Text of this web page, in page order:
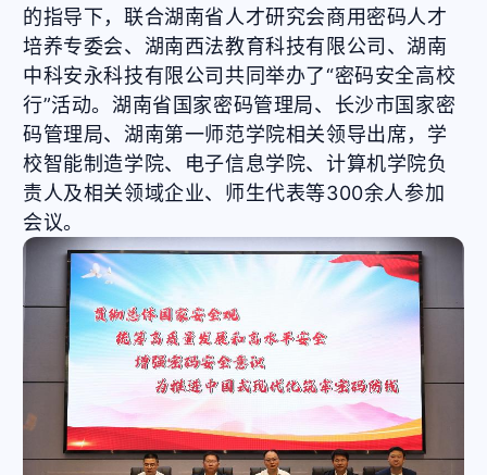
的指导下，联合湖南省人才研究会商用密码人才
培养专委会、湖南西法教育科技有限公司、湖南
中科安永科技有限公司共同举办了“密码安全高校
行”活动。湖南省国家密码管理局、长沙市国家密
码管理局、湖南第一师范学院相关领导出席，学
校智能制造学院、电子信息学院、计算机学院负
责人及相关领域企业、师生代表等300余人参加
会议。